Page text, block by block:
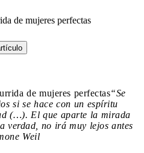
de mujeres perfectas
de mujeres perfectas“Se
si se hace con un espíritu
(…). El que aparte la mirada
verdad, no irá muy lejos antes
Weil